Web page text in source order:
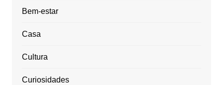
Bem-estar
Casa
Cultura
Curiosidades